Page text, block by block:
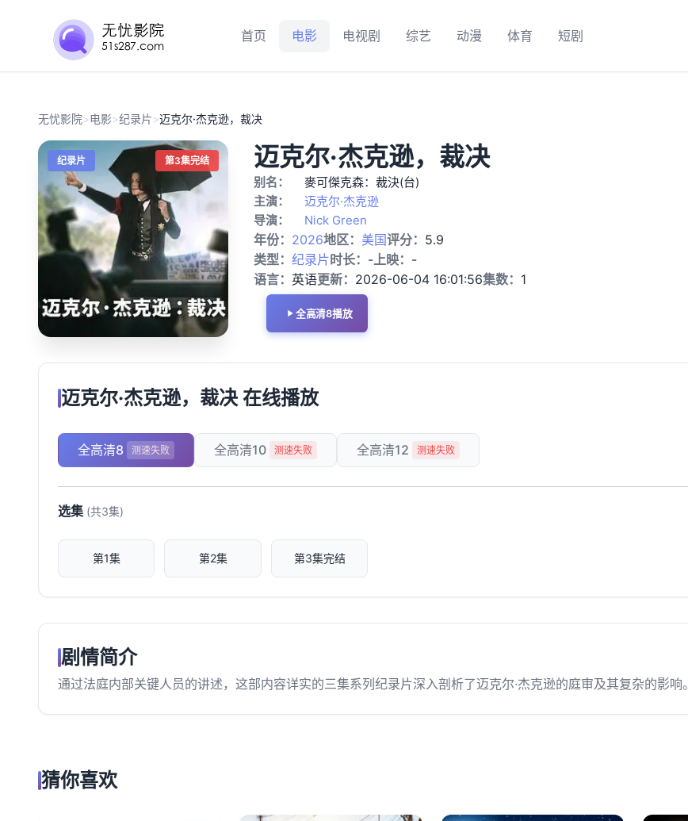
首页 电影 电视剧 综艺 动漫 体育 短剧
无忧影院>电影>纪录片>迈克尔·杰克逊，裁决
纪录片 第3集完结 迈克尔·杰克逊，裁决
别名：
麥可傑克森：裁決(台)
主演：
迈克尔·杰克逊
导演：
Nick Green
年份： 2026地区： 美国评分： 5.9
类型： 纪录片时长： -上映： -
语言： 英语更新： 2026-06-04 16:01:56集数： 1
全高清8播放
迈克尔·杰克逊，裁决 在线播放
全高清8 测速失败 全高清10 测速失败 全高清12 测速失败
选集 (共3集)
第1集 第2集 第3集完结
剧情简介
通过法庭内部关键人员的讲述，这部内容详实的三集系列纪录片深入剖析了迈克尔·杰克逊的庭审及其复杂的影响。
猜你喜欢